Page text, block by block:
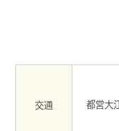
交通 都営大